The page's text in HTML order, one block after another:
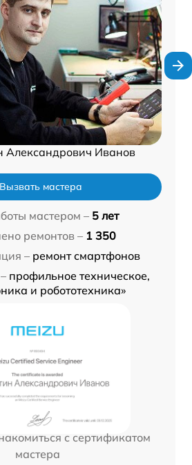
Александрович Иванов
Вызвать мастера
мастером – 5 лет
ремонтов – 1 350
– ремонт смартфонов
профильное техническое,
и робототехника»
с сертификатом
мастера